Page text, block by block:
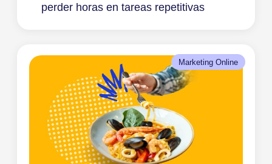
perder horas en tareas repetitivas
Marketing Online